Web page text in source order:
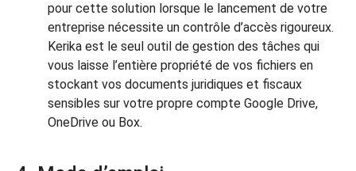
pour cette solution lorsque le lancement de votre
entreprise nécessite un contrôle d’accès rigoureux.
Kerika est le seul outil de gestion des tâches qui
vous laisse l’entière propriété de vos fichiers en
stockant vos documents juridiques et fiscaux
sensibles sur votre propre compte Google Drive,
OneDrive ou Box.